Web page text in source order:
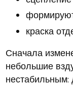
краска
Сначала
небольшие
нестабильным: